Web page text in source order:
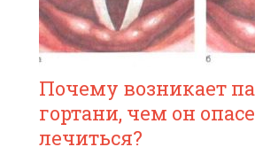
Почему возникает
гортани, чем он
лечиться?